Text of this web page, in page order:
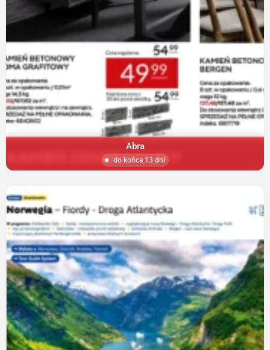
Abra
do końca 13 dni